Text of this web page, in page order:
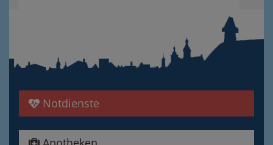
Notdienste